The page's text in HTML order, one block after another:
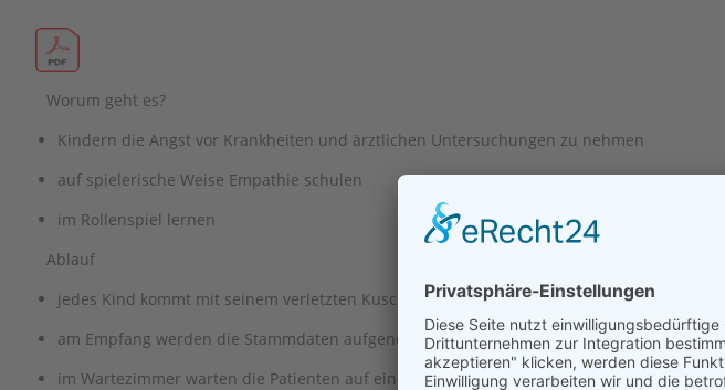
Worum geht es?
Kindern die Angst vor Krankheiten und ärztlichen Untersuchungen zu nehmen
auf spielerische Weise Empathie schulen
im Rollenspiel lernen
Ablauf
jedes Kind kommt mit seinem verletzten Kuscheltier zu uns
am Empfang werden die Stammdaten aufgenommen
im Wartezimmer warten die Patienten auf einen verfügbaren Arzt